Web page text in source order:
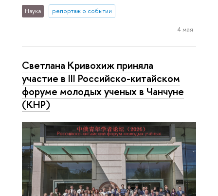
Наука репортаж о событии
4 мая
Светлана Кривохиж приняла
участие в III Российско-китайском
форуме молодых ученых в Чанчуне
(КНР)